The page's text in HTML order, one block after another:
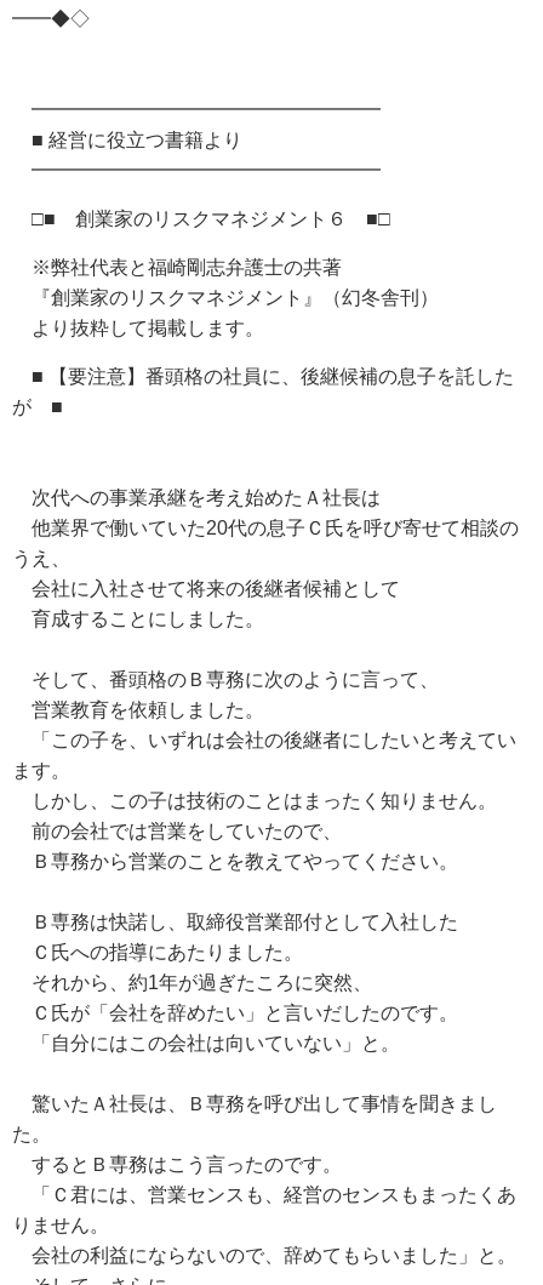
━━◆◇
━━━━━━━━━━━━━━━━━━
■ 経営に役立つ書籍より
━━━━━━━━━━━━━━━━━━
□■ 創業家のリスクマネジメント６ ■□
※弊社代表と福崎剛志弁護士の共著
『創業家のリスクマネジメント』（幻冬舎刊）
より抜粋して掲載します。
■ 【要注意】番頭格の社員に、後継候補の息子を託した
が ■
次代への事業承継を考え始めたＡ社長は
他業界で働いていた20代の息子Ｃ氏を呼び寄せて相談の
うえ、
会社に入社させて将来の後継者候補として
育成することにしました。
そして、番頭格のＢ専務に次のように言って、
営業教育を依頼しました。
「この子を、いずれは会社の後継者にしたいと考えてい
ます。
しかし、この子は技術のことはまったく知りません。
前の会社では営業をしていたので、
Ｂ専務から営業のことを教えてやってください。
Ｂ専務は快諾し、取締役営業部付として入社した
Ｃ氏への指導にあたりました。
それから、約1年が過ぎたころに突然、
Ｃ氏が「会社を辞めたい」と言いだしたのです。
「自分にはこの会社は向いていない」と。
驚いたＡ社長は、Ｂ専務を呼び出して事情を聞きまし
た。
するとＢ専務はこう言ったのです。
「Ｃ君には、営業センスも、経営のセンスもまったくあ
りません。
会社の利益にならないので、辞めてもらいました」と。